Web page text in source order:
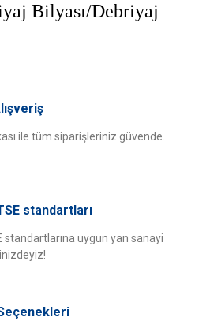
Bilyası/Debriyaj
ilk yorumu siz yapın!
öneri formunu kullanarak tarafımıza
ederiz.
daha pahalı.
olmalı.
ile tüm siparişleriniz güvende.
standartları
standartlarına uygun yan sanayi